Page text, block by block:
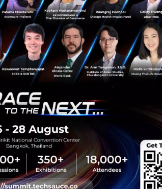
Trending Tags
Corporate Innovation
Digital Transformation
E-Commerce
Startup
Technology